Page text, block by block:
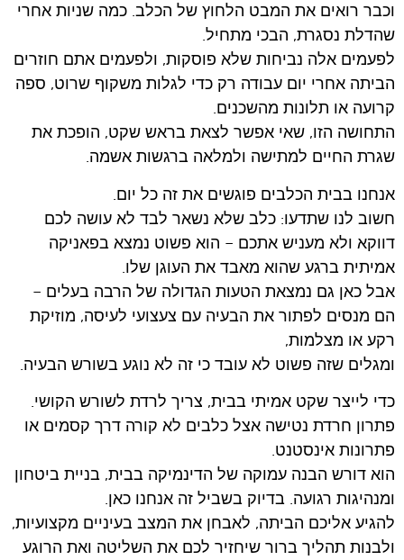
וכבר רואים את המבט הלחוץ של הכלב. כמה שניות אחרי
שהדלת נסגרת, הבכי מתחיל.
לפעמים אלה נביחות שלא פוסקות, ולפעמים אתם חוזרים
הביתה אחרי יום עבודה רק כדי לגלות משקוף שרוט, ספה
קרועה או תלונות מהשכנים.
התחושה הזו, שאי אפשר לצאת בראש שקט, הופכת את
שגרת החיים למתישה ולמלאה ברגשות אשמה.
אנחנו בבית הכלבים פוגשים את זה כל יום.
חשוב לנו שתדעו: כלב שלא נשאר לבד לא עושה לכם
דווקא ולא מעניש אתכם – הוא פשוט נמצא בפאניקה
אמיתית ברגע שהוא מאבד את העוגן שלו.
אבל כאן גם נמצאת הטעות הגדולה של הרבה בעלים –
הם מנסים לפתור את הבעיה עם צעצועי לעיסה, מוזיקת
רקע או מצלמות,
ומגלים שזה פשוט לא עובד כי זה לא נוגע בשורש הבעיה.
כדי לייצר שקט אמיתי בבית, צריך לרדת לשורש הקושי.
פתרון חרדת נטישה אצל כלבים לא קורה דרך קסמים או
פתרונות אינסטנט.
הוא דורש הבנה עמוקה של הדינמיקה בבית, בניית ביטחון
ומנהיגות רגועה. בדיוק בשביל זה אנחנו כאן.
להגיע אליכם הביתה, לאבחן את המצב בעיניים מקצועיות,
ולבנות תהליך ברור שיחזיר לכם את השליטה ואת הרוגע